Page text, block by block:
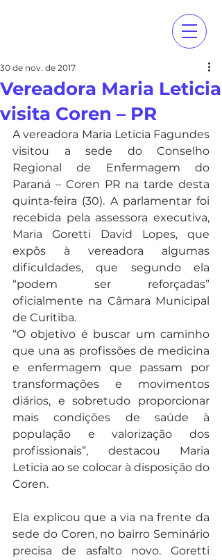
Vereadora Maria Leticia
visita Coren – PR
30 de nov. de 2017
A vereadora Maria Leticia Fagundes
visitou a sede do Conselho
Regional de Enfermagem do
Paraná – Coren PR na tarde desta
quinta-feira (30). A parlamentar foi
recebida pela assessora executiva,
Maria Goretti David Lopes, que
expôs à vereadora algumas
dificuldades, que segundo ela
“podem ser reforçadas”
oficialmente na Câmara Municipal
de Curitiba.
“O objetivo é buscar um caminho
que una as profissões de medicina
e enfermagem que passam por
transformações e movimentos
diários, e sobretudo proporcionar
mais condições de saúde à
população e valorização dos
profissionais”, destacou Maria
Leticia ao se colocar à disposição do
Coren.
Ela explicou que a via na frente da
sede do Coren, no bairro Seminário
precisa de asfalto novo. Goretti